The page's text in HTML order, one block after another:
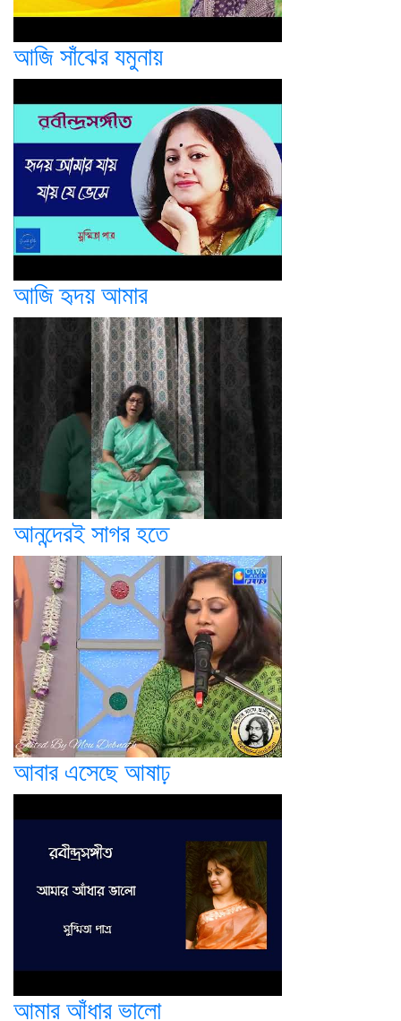
আজি সাঁঝের যমুনায়
আজি হৃদয় আমার
আনন্দেরই সাগর হতে
আবার এসেছে আষাঢ়
আমার আঁধার ভালো